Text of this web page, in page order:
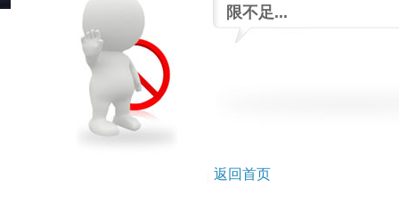
限不足...
返回首页